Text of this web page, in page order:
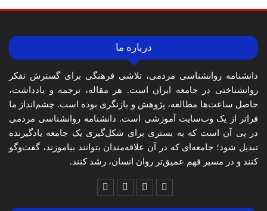
درباره ما
دانشنامه روانشناسی مردمی، تلاشی فرهنگی برای گسترش تفکر
روانشناختی در جامعه ایران است. هر مقاله، ترجمه و یادداشت،
حاصل ساعت‌ها مطالعه، پژوهش و بازنگری بوده است. چشم‌انداز ما
فراتر از یک وب‌سایت آموزشی است. دانشنامه روانشناسی مردمی
در پی آن است که به بستری برای شکل‌گیری یک جامعه یادگیرنده
تبدیل شود؛ جامعه‌ای که در آن علاقه‌مندان بتوانند بیاموزند، گفت‌وگو
کنند و در مسیر فهم عمیق‌تر روان انسان، رشد کنند.